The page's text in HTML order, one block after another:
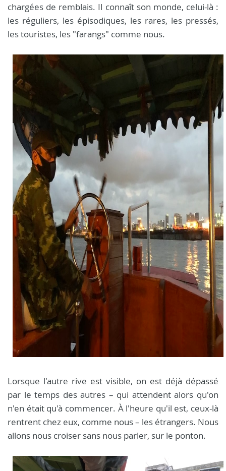
chargées de remblais. Il connaît son monde, celui-là :
les réguliers, les épisodiques, les rares, les pressés,
les touristes, les "farangs" comme nous.
Lorsque l'autre rive est visible, on est déjà dépassé
par le temps des autres – qui attendent alors qu'on
n'en était qu'à commencer. À l'heure qu'il est, ceux-là
rentrent chez eux, comme nous – les étrangers. Nous
allons nous croiser sans nous parler, sur le ponton.